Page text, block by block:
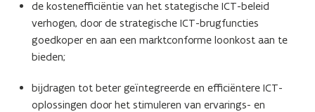
de kostenefficiëntie van het stategische ICT-beleid
verhogen, door de strategische ICT-brugfuncties
goedkoper en aan een marktconforme loonkost aan te
bieden;
bijdragen tot beter geïntegreerde en efficiëntere ICT-
oplossingen door het stimuleren van ervarings- en